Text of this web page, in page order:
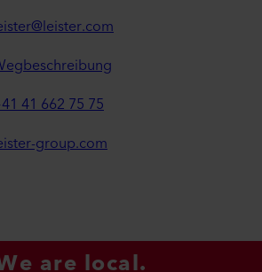
41 662 75 75
group.com
are local.